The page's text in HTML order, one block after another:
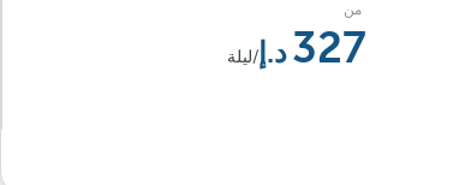
من
327 /ليلة